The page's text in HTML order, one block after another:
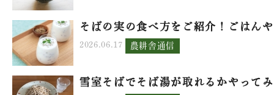
そばの実の食べ方をご紹介！ごはん
2026.06.17 農耕舎通信
雪室そばでそば湯が取れるかやって